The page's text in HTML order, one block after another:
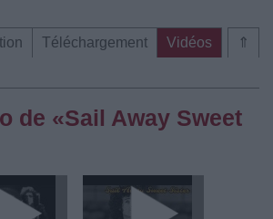
⇑
Téléchargement
Vidéos
de «Sail Away Sweet